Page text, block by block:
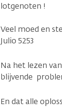
lotgenoten !
Veel moed en
Julio 5253
Na het lezen
blijvende
En dat alle